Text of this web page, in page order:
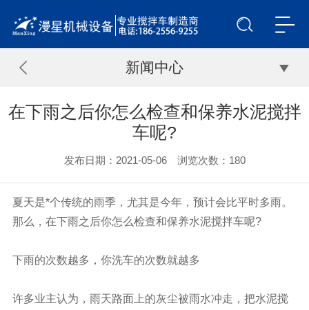
新闻中心
在下雨之后你怎么检查和保养水泥搅拌
车呢?
发布日期：2021-05-06 浏览次数： 180
夏天是*个传统的雨季，尤其是今年，预计会比平时多雨。
那么，在下雨之后你怎么检查和保养水泥搅拌车呢?
下雨的次数越多，你洗车的次数就越多
许多业主认为，雨天路面上的灰尘被雨水冲走，把水泥搅